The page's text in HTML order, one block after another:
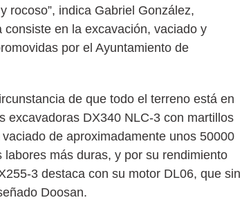
rocoso”, indica Gabriel González,
en la excavación, vaciado y
por el Ayuntamiento de
de que todo el terreno está en
excavadoras DX340 NLC-3 con martillos
de aproximadamente unos 50000
más duras, y por su rendimiento
3 destaca con su motor DL06, que sin
Doosan.